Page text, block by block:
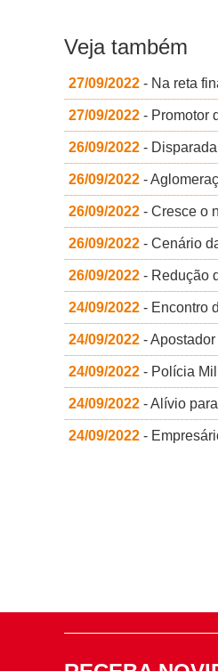
Veja também
27/09/2022 - Na reta
27/09/2022 - Promotor
26/09/2022 -
26/09/2022 -
26/09/2022 - Cresce o
26/09/2022 - Cenário
26/09/2022 - Redução
24/09/2022 - Encontro
24/09/2022 -
24/09/2022 - Polícia
24/09/2022 - Alívio
24/09/2022 -